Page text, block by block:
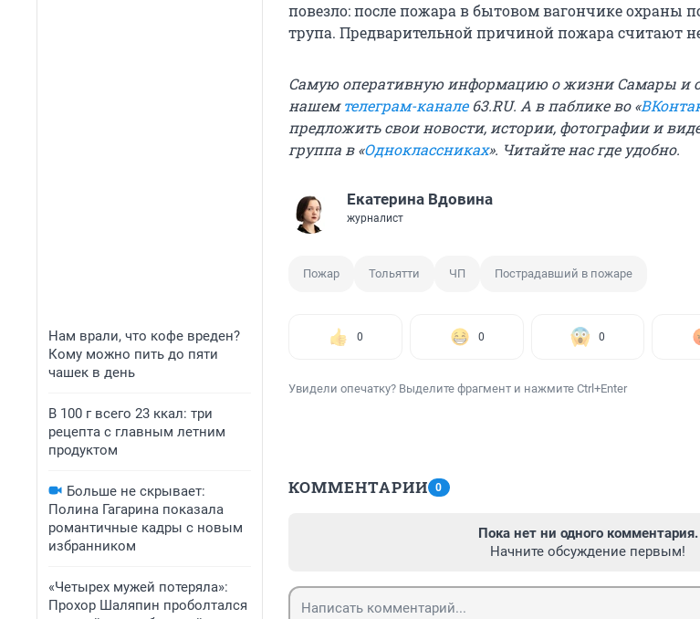
Нам врали, что кофе вреден?
Кому можно пить до пяти
чашек в день
В 100 г всего 23 ккал: три
рецепта с главным летним
продуктом
Больше не скрывает:
Полина Гагарина показала
романтичные кадры с новым
избранником
«Четырех мужей потеряла»:
Прохор Шаляпин проболтался
повезло: после пожара в бытовом вагончике охраны
трупа. Предварительной причиной пожара считают
Самую оперативную информацию о жизни Самары и
нашемтелеграм-канале63.RU. А в паблике во «
предложить свои новости, истории, фотографии и
группа в «Одноклассниках». Читайте нас где удобно.
Екатерина Вдовина
журналист
Пожар Тольятти ЧП Пострадавший в пожаре
0 0 0
Увидели опечатку? Выделите фрагмент и нажмите Ctrl+Enter
КОММЕНТАРИИ 0
Пока нет ни одного комментария.
Начните обсуждение первым!